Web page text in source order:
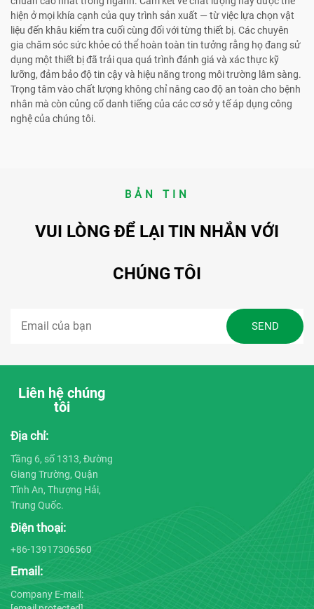
hiện ở mọi khía cạnh của quy trình sản xuất — từ việc lựa chọn vật
liệu đến khâu kiểm tra cuối cùng đối với từng thiết bị. Các chuyên
gia chăm sóc sức khỏe có thể hoàn toàn tin tưởng rằng họ đang sử
dụng một thiết bị đã trải qua quá trình đánh giá và xác thực kỹ
lưỡng, đảm bảo độ tin cậy và hiệu năng trong môi trường lâm sàng.
Trọng tâm vào chất lượng không chỉ nâng cao độ an toàn cho bệnh
nhân mà còn củng cố danh tiếng của các cơ sở y tế áp dụng công
nghệ của chúng tôi.
BẢN TIN
VUI LÒNG ĐỂ LẠI TIN NHẮN VỚI
CHÚNG TÔI
Liên hệ chúng
tôi
Địa chỉ:
Tầng 6, số 1313, Đường
Giang Trường, Quận
Tĩnh An, Thượng Hải,
Trung Quốc.
Điện thoại:
+86-13917306560
Email:
Company E-mail: